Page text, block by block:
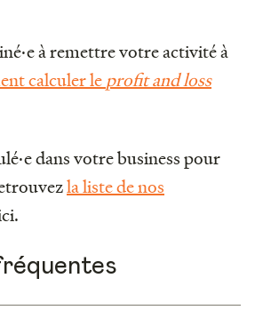
à remettre votre activité à
calculer leprofit and loss
dans votre business pour
la liste de nos